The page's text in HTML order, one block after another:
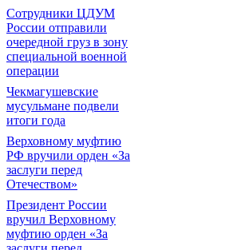
Сотрудники ЦДУМ
России отправили
очередной груз в зону
специальной военной
операции
Чекмагушевские
мусульмане подвели
итоги года
Верховному муфтию
РФ вручили орден «За
заслуги перед
Отечеством»
Президент России
вручил Верховному
муфтию орден «За